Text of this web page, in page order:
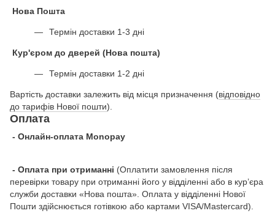
Нова Пошта
Термін доставки 1-3 дні
Кур'єром до дверей (Нова пошта)
Термін доставки 1-2 дні
Вартість доставки залежить від місця призначення (відповідно
до тарифів Нової пошти).
Оплата
- Онлайн-оплата Monopay
- Оплата при отриманні (Оплатити замовлення після
перевірки товару при отриманні його у відділенні або в кур’єра
служби доставки «Нова пошта». Оплата у відділенні Нової
Пошти здійснюється готівкою або картами VISA/Mastercard).